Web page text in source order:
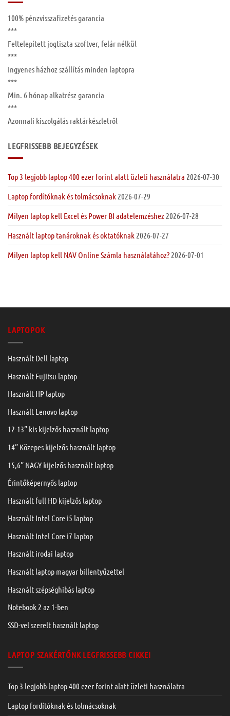
100% pénzvisszafizetés garancia
***
Feltelepített jogtiszta szoftver, felár nélkül
***
Ingyenes házhoz szállítás minden laptopra
***
Min. 6 hónapalkatrész garancia
***
Azonnali kiszolgálás raktárkészletről
LEGFRISSEBB BEJEGYZÉSEK
Top 3 legjobb laptop 400 ezer forint alatt üzleti használatra 2026-07-30
Laptop fordítóknak és tolmácsoknak 2026-07-29
Milyen laptop kell Excel és Power BI adatelemzéshez 2026-07-28
Használt laptop tanároknak és oktatóknak 2026-07-27
Milyen laptop kell NAV Online Számla használatához? 2026-07-01
LAPTOPOK
Használt Dell laptop
Használt Fujitsu laptop
Használt HP laptop
Használt Lenovo laptop
12-13” kis kijelzős használt laptop
14” Közepes kijelzős használt laptop
15,6” NAGY kijelzős használt laptop
Érintőképernyős laptop
Használt full HD kijelzős laptop
Használt Intel Core i5 laptop
Használt Intel Core i7 laptop
Használt irodai laptop
Használt laptop magyar billentyűzettel
Használt szépséghibás laptop
Notebook 2 az 1-ben
SSD-vel szerelt használt laptop
LAPTOP SZAKÉRTŐNK LEGFRISSEBB CIKKEI
Top 3 legjobb laptop 400 ezer forint alatt üzleti használatra
Laptop fordítóknak és tolmácsoknak